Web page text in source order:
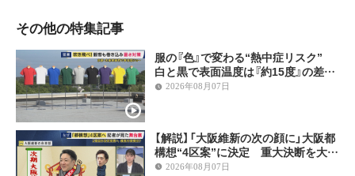
その他の特集記事
服の『色』で変わる“熱中症リスク”
白と黒で表面温度は『約15度』の差…
2026年08月07日
【解説】「大阪維新の次の顔に」大阪都
構想“4区案”に決定 重大決断を大…
2026年08月07日